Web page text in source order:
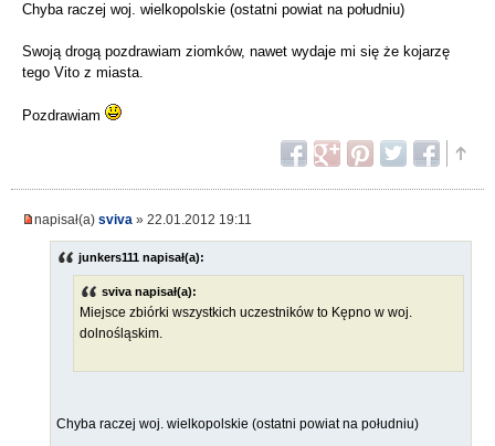
Chyba raczej woj. wielkopolskie (ostatni powiat na południu)
Swoją drogą pozdrawiam ziomków, nawet wydaje mi się że kojarzę
tego Vito z miasta.
Pozdrawiam
napisał(a) sviva » 22.01.2012 19:11
junkers111 napisał(a):
sviva napisał(a):
Miejsce zbiórki wszystkich uczestników to Kępno w woj.
dolnośląskim.
Chyba raczej woj. wielkopolskie (ostatni powiat na południu)